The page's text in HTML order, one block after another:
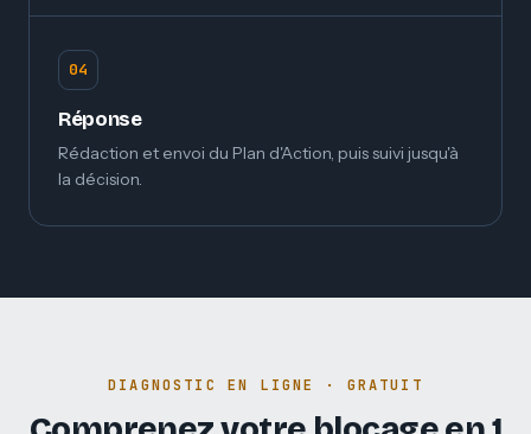
04
Réponse
Rédaction et envoi du Plan d'Action, puis suivi jusqu'à
la décision.
DIAGNOSTIC EN LIGNE · GRATUIT